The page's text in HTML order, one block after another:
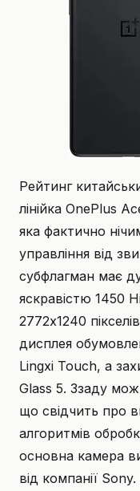
Рейтинг
лінійка OnePlus
яка фактично
управління від
субфлагман має
яскравістю 1450
2772х1240
дисплея
Lingxi Touch, а
Glass 5. Ззаду
що свідчить про
алгоритмів
основна камера
від компанії